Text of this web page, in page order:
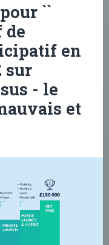
``
de
en
sur
- le
et